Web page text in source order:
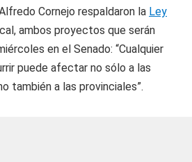
Cornejo respaldaron la Ley
ambos proyectos que serán
en el Senado: “Cualquier
puede afectar no sólo a las
también a las provinciales”.